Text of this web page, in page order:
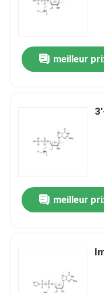
Au sujet de nous
Contrôle de qualité
Nouvelles
Les phosphates
meilleur
meilleur